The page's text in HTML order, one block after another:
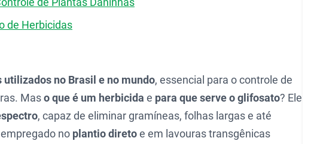
de Herbicidas
utilizados no Brasil e no mundo, essencial para o controle de
Maso que é um herbicida e para que serve o glifosato? Ele
, capaz de eliminar gramíneas, folhas largas e até
no plantio diretoe em lavouras transgênicas